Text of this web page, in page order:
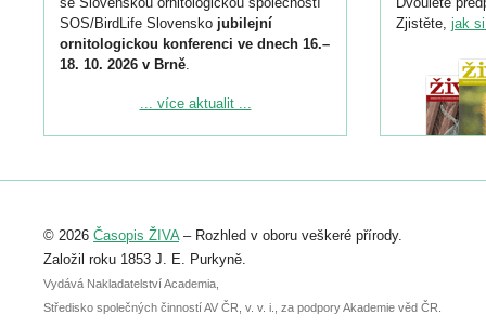
SOS/BirdLife Slovensko jubilejní
ornitologickou konferenci ve dnech 16.–
18. 10. 2026 v Brně.
Podrobnější informace ke konferenci
Registrovat se můžete do 6. září.
abstraktu přihlášené přednášky nebo
posteru je už 30. června.
... více aktualit ...
Zjistěte, jak
© 2026 Časopis ŽIVA– Rozhled v oboru veškeré přírody.
Založil roku 1853 J. E. Purkyně.
Vydává Nakladatelství Academia,
Středisko společných činností AV ČR, v. v. i., za podpory Akademie věd ČR.